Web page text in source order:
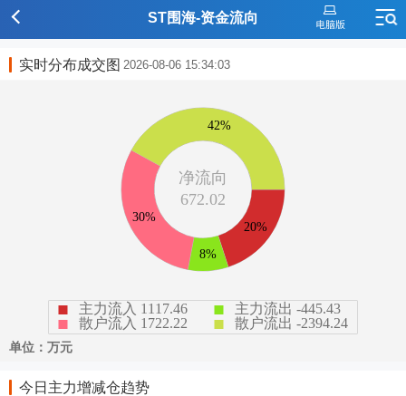
ST围海-资金流向
实时分布成交图 2026-08-06 15:34:03
今日主力增减仓趋势